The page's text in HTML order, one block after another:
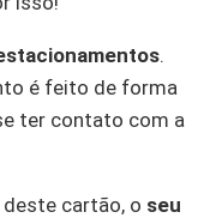
.
é feito de forma
ter contato com a
cartão, o seu